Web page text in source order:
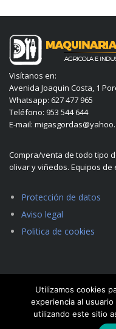
Visítanos en:
Avenida Joaquin Costa, 1
Whatsapp: 627 477 965
Teléfono: 953 544 644
E-mail:
Compra/venta de todo tipo
olivar y viñedos. Equipos de
Protección de datos
Aviso legal
Politica de cookies
Utilizamos cookies
experiencia al
utilizando este sitio